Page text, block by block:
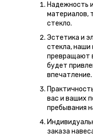
Надежность
материалов,
стекло.
Эстетика и
стекла,
превращают
будет
впечатление.
вас и ваших
пребывания
заказа